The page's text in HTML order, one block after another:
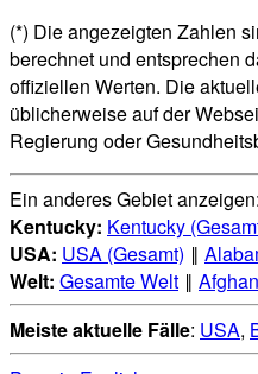
(*) Die angezeigten Zahlen
berechnet und entsprechen
offiziellen Werten. Die
üblicherweise auf der
Regierung oder
Ein anderes Gebiet anzeigen:
Kentucky: Kentucky
USA: USA (Gesamt) ‖
Welt: Gesamte Welt ‖
Meiste aktuelle Fälle: USA,